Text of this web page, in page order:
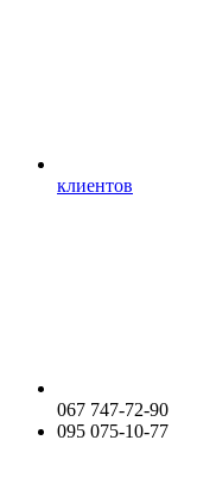
клиентов
067 747-72-90
095 075-10-77